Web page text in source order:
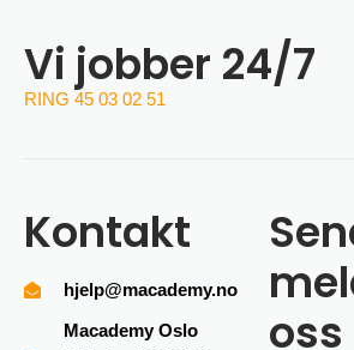
Vi jobber 24/7
RING 45 03 02 51
Kontakt
hjelp@macademy.no
Macademy Oslo
oss